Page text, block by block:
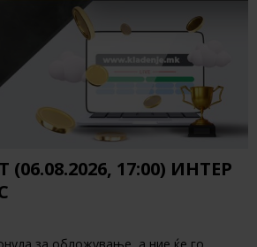
17:00) ИНТЕР
за обложување, а ние ќе го